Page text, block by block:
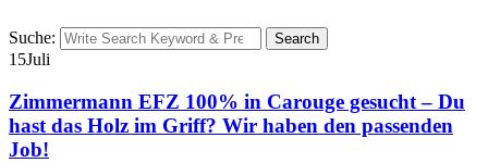
Suche: Search
15Juli
Zimmermann EFZ 100% in Carouge gesucht – Du
hast das Holz im Griff? Wir haben den passenden
Job!